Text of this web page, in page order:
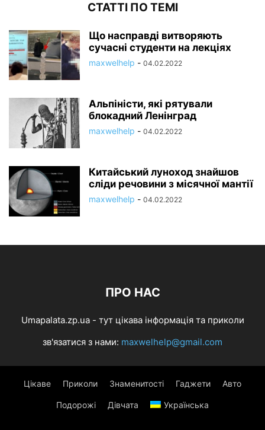
СТАТТІ ПО ТЕМІ
Що насправді витворяють
сучасні студенти на лекціях
maxwelhelp - 04.02.2022
Альпіністи, які рятували
блокадний Ленінград
maxwelhelp - 04.02.2022
Китайський луноход знайшов
сліди речовини з місячної мантії
maxwelhelp - 04.02.2022
ПРО НАС
Umapalata.zp.ua - тут цікава інформація та приколи
зв'язатися з нами: maxwelhelp@gmail.com
Цікаве Приколи Знаменитості Гаджети Авто
Подорожі Дівчата Українська